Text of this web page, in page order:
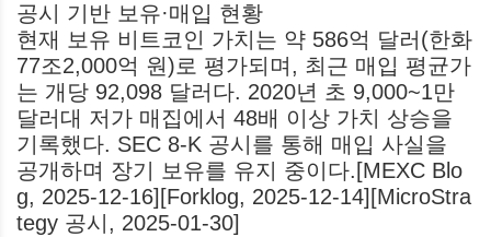
공시 기반 보유·매입 현황
현재 보유 비트코인 가치는 약 586억 달러(한화
77조2,000억 원)로 평가되며, 최근 매입 평균가
는 개당 92,098 달러다. 2020년 초 9,000~1만
달러대 저가 매집에서 48배 이상 가치 상승을
기록했다. SEC 8-K 공시를 통해 매입 사실을
공개하며 장기 보유를 유지 중이다.[MEXC Blo
g, 2025-12-16][Forklog, 2025-12-14][MicroStra
tegy 공시, 2025-01-30]